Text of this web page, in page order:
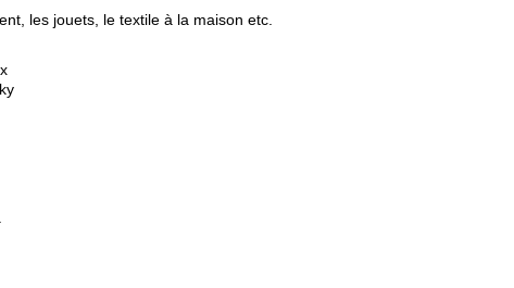
les jouets, le textile à la maison etc.